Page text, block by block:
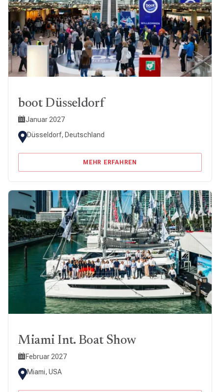
boot Düsseldorf
Januar 2027
Düsseldorf, Deutschland
MEHR ERFAHREN
Miami Int. Boat Show
Februar 2027
Miami, USA